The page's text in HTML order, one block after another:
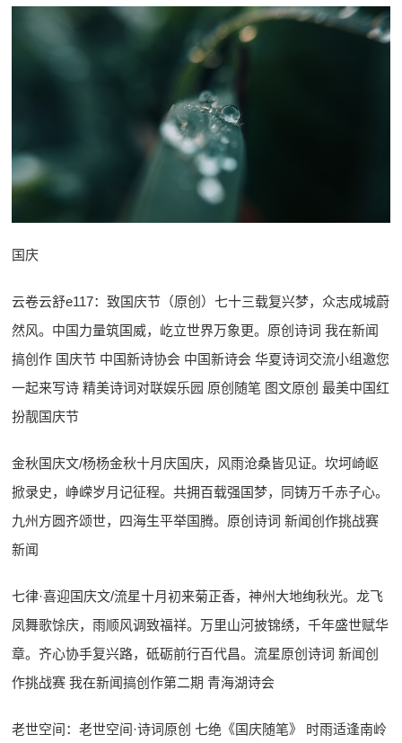
国庆
云卷云舒e117：致国庆节（原创）七十三载复兴梦，众志成城蔚
然风。中国力量筑国威，屹立世界万象更。原创诗词 我在新闻
搞创作 国庆节 中国新诗协会 中国新诗会 华夏诗词交流小组邀您
一起来写诗 精美诗词对联娱乐园 原创随笔 图文原创 最美中国红
扮靓国庆节
金秋国庆文/杨杨金秋十月庆国庆，风雨沧桑皆见证。坎坷崎岖
掀录史，峥嵘岁月记征程。共拥百载强国梦，同铸万千赤子心。
九州方圆齐颂世，四海生平举国腾。原创诗词 新闻创作挑战赛
新闻
七律·喜迎国庆文/流星十月初来菊正香，神州大地绚秋光。龙飞
凤舞歌馀庆，雨顺风调致福祥。万里山河披锦绣，千年盛世赋华
章。齐心协手复兴路，砥砺前行百代昌。流星原创诗词 新闻创
作挑战赛 我在新闻搞创作第二期 青海湖诗会
老世空间：老世空间·诗词原创 七绝《国庆随笔》 时雨适逢南岭